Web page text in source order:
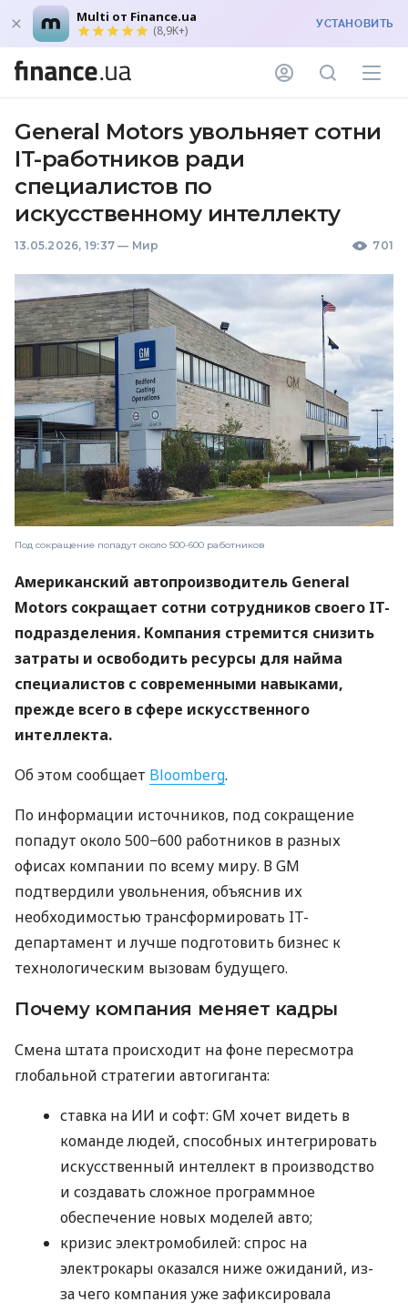
Multi от Finance.ua
(8,9K+) УСТАНОВИТЬ
General Motors увольняет сотни
IT-работников ради
специалистов по
искусственному интеллекту
13.05.2026, 19:37 — Мир 701
Под сокращение попадут около 500-600 работников
Американский автопроизводитель General
Motors сокращает сотни сотрудников своего IT-
подразделения. Компания стремится снизить
затраты и освободить ресурсы для найма
специалистов с современными навыками,
прежде всего в сфере искусственного
интеллекта.
Об этом сообщает Bloomberg.
По информации источников, под сокращение
попадут около 500−600 работников в разных
офисах компании по всему миру. В GM
подтвердили увольнения, объяснив их
необходимостью трансформировать IT-
департамент и лучше подготовить бизнес к
технологическим вызовам будущего.
Почему компания меняет кадры
Смена штата происходит на фоне пересмотра
глобальной стратегии автогиганта:
ставка на ИИ и софт: GM хочет видеть в
команде людей, способных интегрировать
искусственный интеллект в производство
и создавать сложное программное
обеспечение новых моделей авто;
кризис электромобилей: спрос на
электрокары оказался ниже ожиданий, из-
за чего компания уже зафиксировала